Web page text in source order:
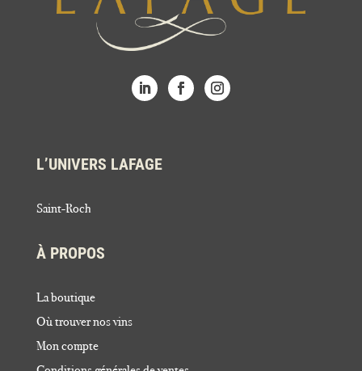
L’UNIVERS LAFAGE
Saint-Roch
À PROPOS
La boutique
Où trouver nos vins
Mon compte